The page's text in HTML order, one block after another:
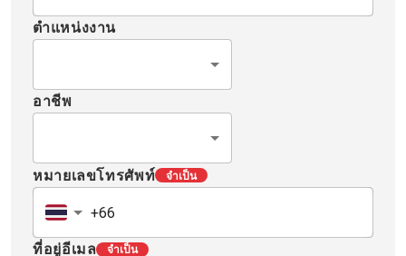
ตำแหน่งงาน
อาชีพ
หมายเลขโทรศัพท์ จำเป็น
ที่อยู่อีเมล จำเป็น